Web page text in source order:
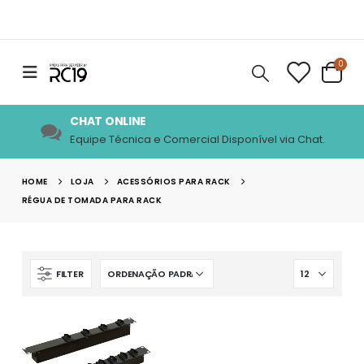
0
CHAT ONLINE
Equipe Técnica e Comercial Disponível via Chat.
HOME LOJA
ACESSÓRIOS PARA RACK
RÉGUA DE TOMADA PARA RACK
FILTER